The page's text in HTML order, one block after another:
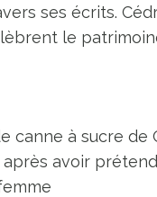
ses écrits.
le
canne à sucre de
avoir